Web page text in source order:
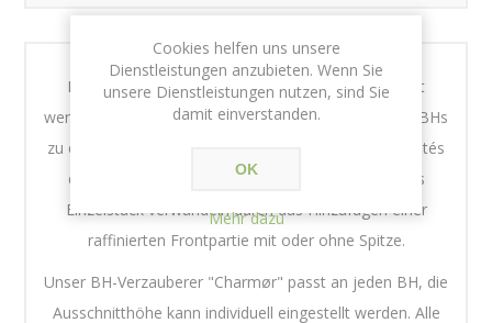
Der BH-Aufsatz Charmør kann vielfältig eingesetzt
werden, um die Optik und / oder Funktionalität Ihres BHs
zu erweitern. Er kann die Ausschnitthöhe des Décolletés
erhöhen und einen schlichten BH in ein raffiniertes
Einzelstück verwandeln durch das Hinzufügen einer
raffinierten Frontpartie mit oder ohne Spitze.
Unser BH-Verzauberer "Charmør" passt an jeden BH, die
Ausschnitthöhe kann individuell eingestellt werden. Alle
Cookies helfen uns unsere
Dienstleistungen anzubieten. Wenn Sie
unsere Dienstleistungen nutzen, sind Sie
damit einverstanden.
OK
Mehr dazu